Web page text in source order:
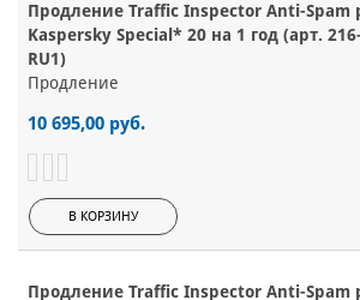
Продление Traffic Inspector Anti-Spam
Kaspersky Special* 20 на 1 год (арт.
RU1)
Продление
10 695,00 руб.
В КОРЗИНУ
Продление Traffic Inspector Anti-Spam